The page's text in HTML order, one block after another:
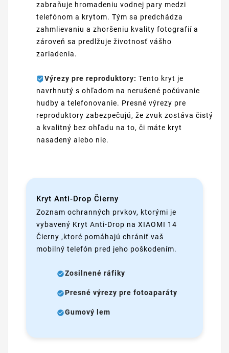
zabraňuje hromadeniu vodnej pary medzi
telefónom a krytom. Tým sa predchádza
zahmlievaniu a zhoršeniu kvality fotografií a
zároveň sa predlžuje životnosť vášho
zariadenia.
Výrezy pre reproduktory: Tento kryt je
navrhnutý s ohľadom na nerušené počúvanie
hudby a telefonovanie. Presné výrezy pre
reproduktory zabezpečujú, že zvuk zostáva čistý
a kvalitný bez ohľadu na to, či máte kryt
nasadený alebo nie.
Kryt Anti-Drop Čierny
Zoznam ochranných prvkov, ktorými je
vybavený Kryt Anti-Drop na XIAOMI 14
Čierny ,ktoré pomáhajú chrániť vaš
mobilný telefón pred jeho poškodením.
Zosilnené ráfiky
Presné výrezy pre fotoaparáty
Gumový lem